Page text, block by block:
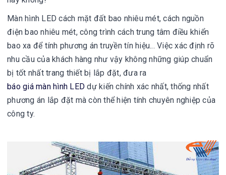
Màn hình LED cách mặt đất bao nhiêu mét, cách nguồn
điện bao nhiêu mét, công trình cách trung tâm điều khiển
bao xa để tính phương án truyền tín hiệu... Việc xác định rõ
nhu cầu của khách hàng như vậy không những giúp chuẩn
bị tốt nhất trang thiết bị lắp đặt, đưa ra
báo giá màn hình LED dự kiến chính xác nhất, thống nhất
phương án lắp đặt mà còn thể hiện tính chuyên nghiệp của
công ty.